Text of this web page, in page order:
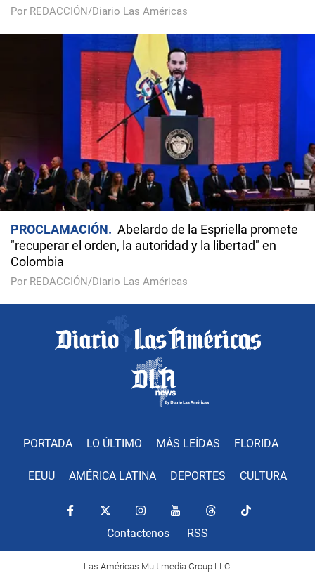
Por REDACCIÓN/Diario Las Américas
PROCLAMACIÓN
Abelardo de la Espriella promete
"recuperar el orden, la autoridad y la libertad" en
Colombia
Por REDACCIÓN/Diario Las Américas
PORTADA LO ÚLTIMO MÁS LEÍDAS FLORIDA
EEUU AMÉRICA LATINA DEPORTES CULTURA
Contactenos RSS
Las Américas Multimedia Group LLC.